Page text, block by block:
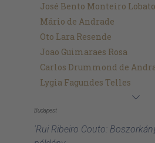
José Bento Monteiro Lobato
Mário de Andrade
Oto Lara Resende
Joao Guimaraes Rosa
Carlos Drummond de
Lygia Fagundes Telles
Budapest
'Rui Ribeiro Couto: